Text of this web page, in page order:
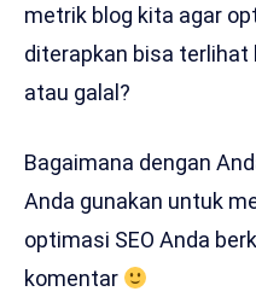
metrik blog kita agar
diterapkan bisa terlihat
atau galal?
Bagaimana dengan
Anda gunakan untuk
optimasi SEO Anda
komentar